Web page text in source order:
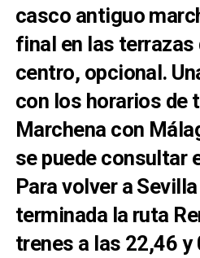
casco antiguo
final en las terrazas
centro, opcional.
con los horarios de
Marchena con
se puede consultar
Para volver a
terminada la ruta
trenes a las 22,46 y